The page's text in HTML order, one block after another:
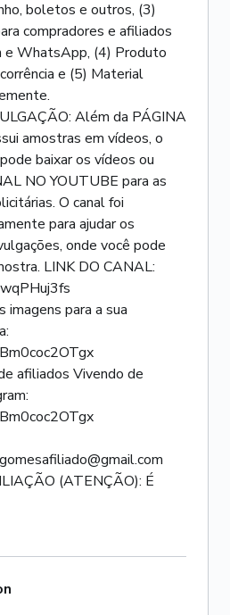
boletos e outros, (3)
compradores e afiliados
e WhatsApp, (4) Produto
e (5) Material
Além da PÁGINA
amostras em vídeos, o
baixar os vídeos ou
NO YOUTUBE para as
O canal foi
para ajudar os
onde você pode
LINK DO CANAL:
imagens para a sua
afiliados Vivendo de
(ATENÇÃO): É